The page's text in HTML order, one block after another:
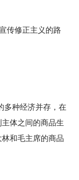
传修正主义的路
多种经济并存，在
体之间的商品生
和毛主席的商品